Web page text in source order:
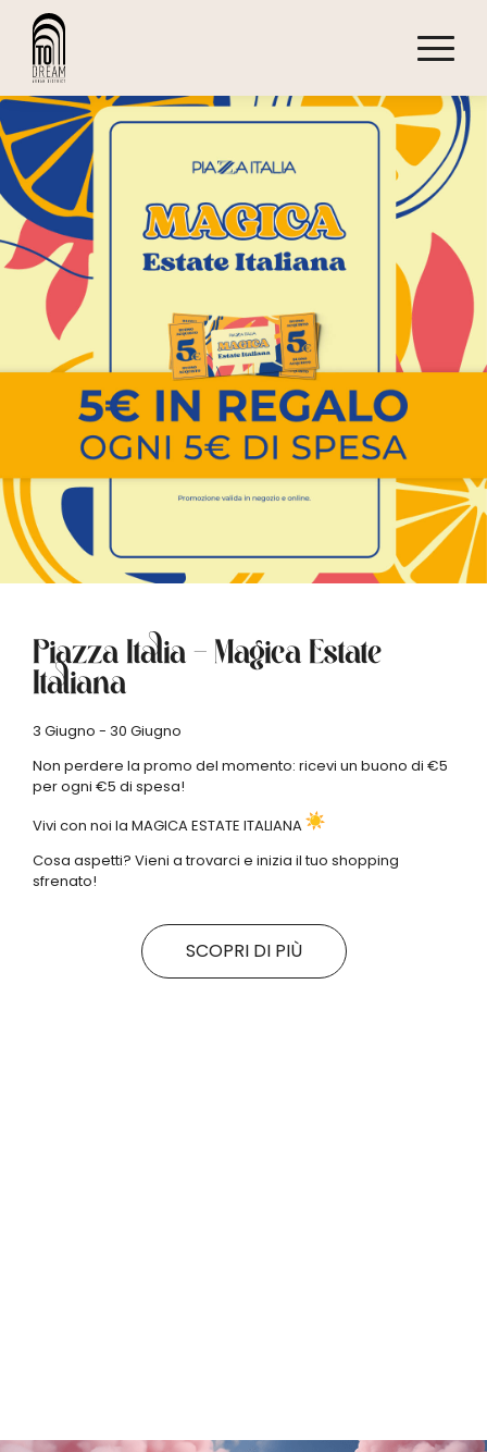
Piazza Italia – Magica Estate
Italiana
3 Giugno - 30 Giugno
Non perdere la promo del momento: ricevi un buono di €5
per ogni €5 di spesa!
Vivi con noi la MAGICA ESTATE ITALIANA
Cosa aspetti? Vieni a trovarci e inizia il tuo shopping
sfrenato!
SCOPRI DI PIÙ